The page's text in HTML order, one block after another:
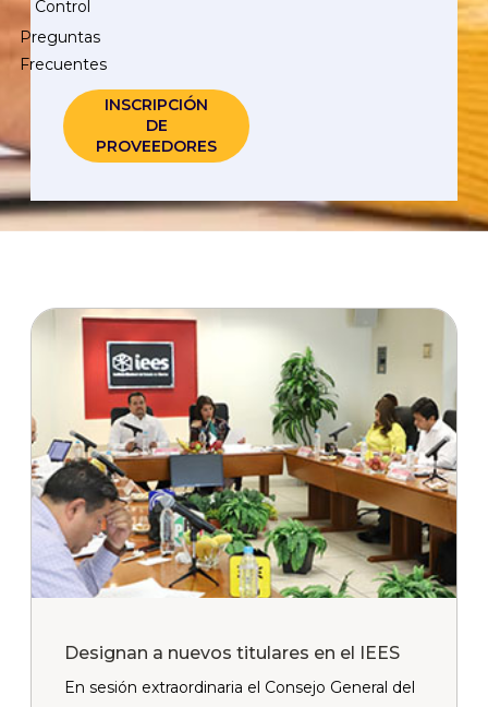
Control
Preguntas
Frecuentes
INSCRIPCIÓN
DE
PROVEEDORES
Designan a nuevos titulares en el IEES
En sesión extraordinaria el Consejo General del